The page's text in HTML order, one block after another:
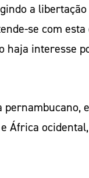
a
se com
haja interesse
África